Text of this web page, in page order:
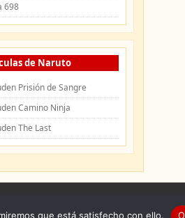
698
de Naruto
Prisión de Sangre
Camino Ninja
The Last
que está satisfecho con ello.